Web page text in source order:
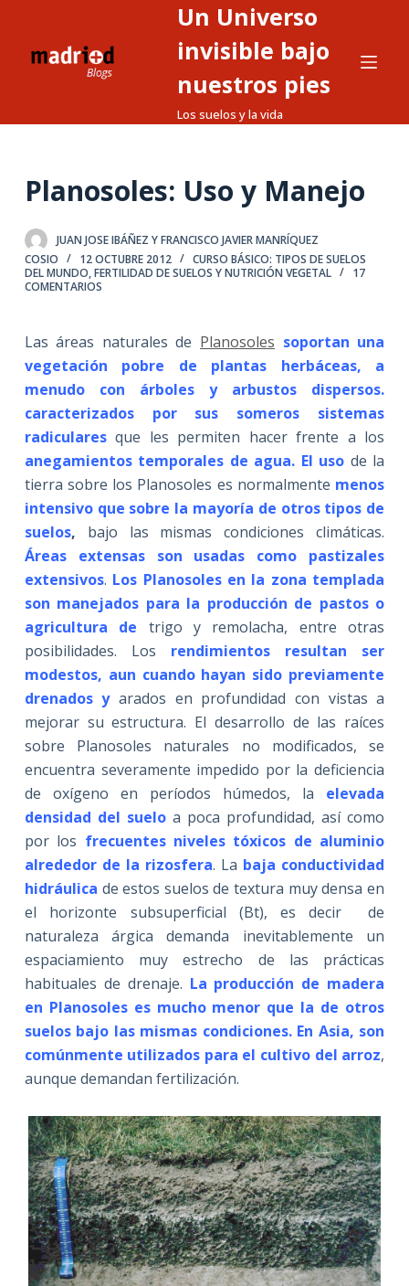
o
n
o
Un Universo
invisible bajo
nuestros pies
Los suelos y la vida
Planosoles: Uso y Manejo
JUAN JOSE IBÁÑEZ Y FRANCISCO JAVIER MANRÍQUEZ
COSIO
12 OCTUBRE 2012
CURSO BÁSICO: TIPOS DE SUELOS
DEL MUNDO,FERTILIDAD DE SUELOS Y NUTRICIÓN VEGETAL
17
COMENTARIOS
Las áreas naturales de Planosoles soportan una
vegetación pobre de plantas herbáceas, a
menudo con árboles y arbustos dispersos.
caracterizados por sus someros sistemas
radiculares que les permiten hacer frente a los
anegamientos temporales de agua. El uso de la
tierra sobre los Planosoles es normalmente menos
intensivo que sobre la mayoría de otros tipos de
suelos, bajo las mismas condiciones climáticas.
Áreas extensas son usadas como pastizales
extensivos. Los Planosoles en la zona templada
son manejados para la producción de pastos o
agricultura de
trigo y remolacha, entre otras
posibilidades. Los rendimientos resultan ser
modestos, aun cuando hayan sido previamente
drenados y arados en profundidad con vistas a
mejorar su estructura. El desarrollo de las raíces
sobre Planosoles naturales no modificados, se
encuentra severamente impedido por la deficiencia
de oxígeno en períodos húmedos, la elevada
densidad del suelo a poca profundidad, así como
por los frecuentes niveles tóxicos de aluminio
alrededor de la rizosfera. La baja conductividad
hidráulica de estos suelos de textura muy densa en
el horizonte subsuperficial (Bt), es decir de
naturaleza árgica demanda inevitablemente un
espaciamiento muy estrecho de las prácticas
habituales de drenaje. La producción de madera
en Planosoles es mucho menor que la de otros
suelos bajo las mismas condiciones. En Asia, son
comúnmente utilizados para el cultivo del arroz,
aunque demandan fertilización.